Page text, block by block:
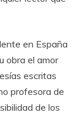
en España
obra el amor
escritas
profesora de
de los